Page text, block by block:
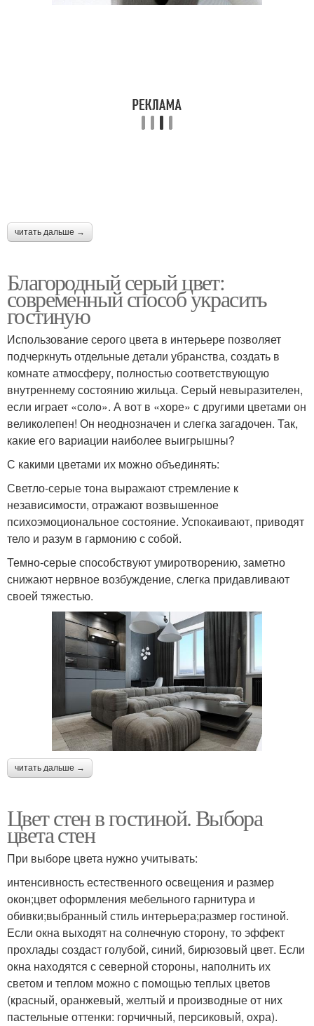
читать дальше →
Благородный серый цвет:
современный способ украсить
гостиную
Использование серого цвета в интерьере позволяет
подчеркнуть отдельные детали убранства, создать в
комнате атмосферу, полностью соответствующую
внутреннему состоянию жильца. Серый невыразителен,
если играет «соло». А вот в «хоре» с другими цветами он
великолепен! Он неоднозначен и слегка загадочен. Так,
какие его вариации наиболее выигрышны?
С какими цветами их можно объединять:
Светло-серые тона выражают стремление к
независимости, отражают возвышенное
психоэмоциональное состояние. Успокаивают, приводят
тело и разум в гармонию с собой.
Темно-серые способствуют умиротворению, заметно
снижают нервное возбуждение, слегка придавливают
своей тяжестью.
читать дальше →
Цвет стен в гостиной. Выбора
цвета стен
При выборе цвета нужно учитывать:
интенсивность естественного освещения и размер
окон;цвет оформления мебельного гарнитура и
обивки;выбранный стиль интерьера;размер гостиной.
Если окна выходят на солнечную сторону, то эффект
прохлады создаст голубой, синий, бирюзовый цвет. Если
окна находятся с северной стороны, наполнить их
светом и теплом можно с помощью теплых цветов
(красный, оранжевый, желтый и производные от них
пастельные оттенки: горчичный, персиковый, охра).